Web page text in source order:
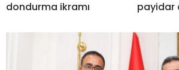
dondurma ikramı
payidar